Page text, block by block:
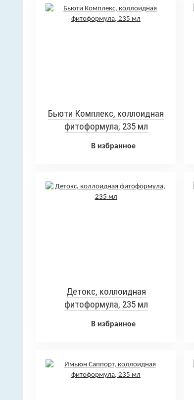
Бьюти Комплекс, коллоидная
фитоформула, 235 мл
В избранное
Детокс, коллоидная
фитоформула, 235 мл
В избранное